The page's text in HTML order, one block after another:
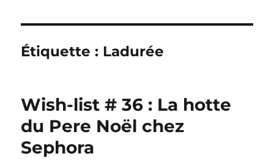
Étiquette : Ladurée
Wish-list # 36 : La hotte
du Pere Noël chez
Sephora